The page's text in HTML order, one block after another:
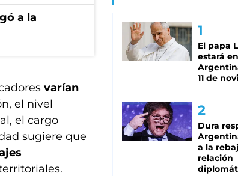
a la
varían
el nivel
el cargo
sugiere que
El papa
estará
11 de
Dura
a la
relación